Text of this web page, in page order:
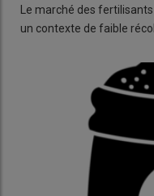
Le marché des
un contexte de faible